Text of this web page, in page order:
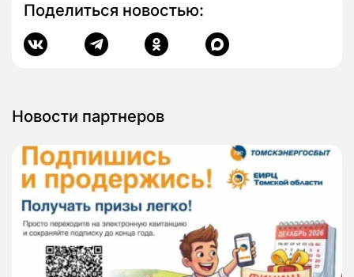
Поделиться новостью:
Новости партнеров